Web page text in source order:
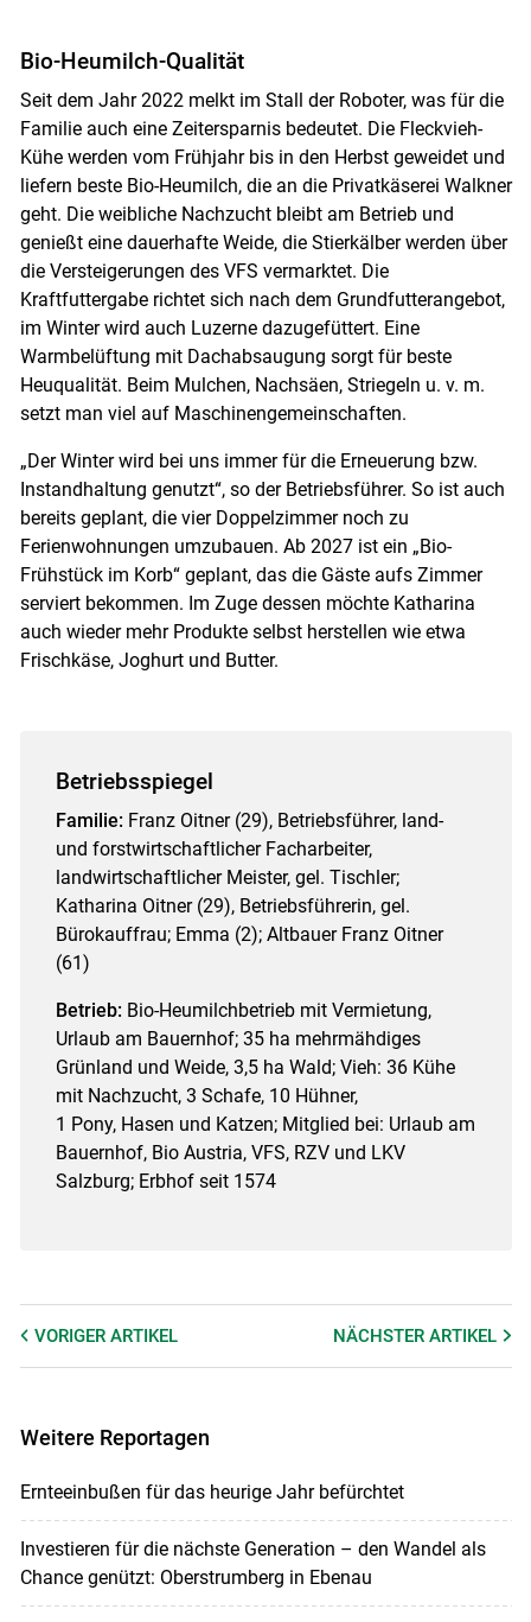
Bio-Heumilch-Qualität
Seit dem Jahr 2022 melkt im Stall der Roboter, was für die
Familie auch eine Zeitersparnis bedeutet. Die Fleckvieh-
Kühe werden vom Frühjahr bis in den Herbst geweidet und
liefern beste Bio-Heumilch, die an die Privatkäserei Walkner
geht. Die weibliche Nachzucht bleibt am Betrieb und
genießt eine dauerhafte Weide, die Stierkälber werden über
die Versteigerungen des VFS vermarktet. Die
Kraftfuttergabe richtet sich nach dem Grundfutterangebot,
im Winter wird auch Luzerne dazugefüttert. Eine
Warmbelüftung mit Dachabsaugung sorgt für beste
Heuqualität. Beim Mulchen, Nachsäen, Striegeln u. v. m.
setzt man viel auf Maschinengemeinschaften.
„Der Winter wird bei uns immer für die Erneuerung bzw.
Instandhaltung genutzt“, so der Betriebsführer. So ist auch
bereits geplant, die vier Doppelzimmer noch zu
Ferienwohnungen umzubauen. Ab 2027 ist ein „Bio-
Frühstück im Korb“ geplant, das die Gäste aufs Zimmer
serviert bekommen. Im Zuge dessen möchte Katharina
auch wieder mehr Produkte selbst herstellen wie etwa
Frischkäse, Joghurt und Butter.
Betriebsspiegel
Familie: Franz Oitner (29), Betriebsführer, land-
und forstwirtschaftlicher Facharbeiter,
landwirtschaftlicher Meister, gel. Tischler;
Katharina Oitner (29), Betriebsführerin, gel.
Bürokauffrau; Emma (2); Altbauer Franz Oitner
(61)
Betrieb: Bio-Heumilchbetrieb mit Vermietung,
Urlaub am Bauernhof; 35 ha mehrmähdiges
Grünland und Weide, 3,5 ha Wald; Vieh: 36 Kühe
mit Nachzucht, 3 Schafe, 10 Hühner,
1 Pony, Hasen und Katzen; Mitglied bei: Urlaub am
Bauernhof, Bio Austria, VFS, RZV und LKV
Salzburg; Erbhof seit 1574
VORIGER ARTIKEL NÄCHSTERARTIKEL
Weitere Reportagen
Ernteeinbußen für das heurige Jahr befürchtet
Investieren für die nächste Generation – den Wandel als
Chance genützt: Oberstrumberg in Ebenau